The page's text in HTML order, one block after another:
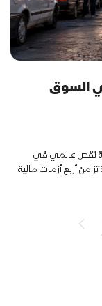
السوق
نقص عالمي في
أربع أزمات مالية